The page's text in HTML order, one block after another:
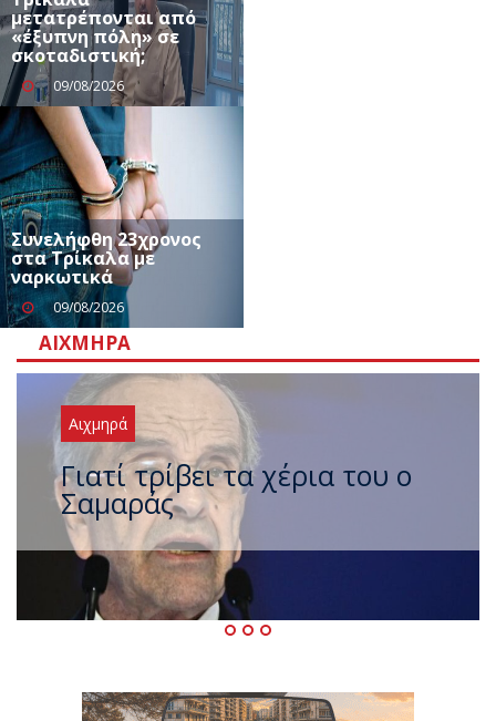
μετατρέπονται από
«έξυπνη πόλη» σε
σκοταδιστική;
09/08/2026
Συνελήφθη 23χρονος
στα Τρίκαλα με
ναρκωτικά
09/08/2026
ΑΙΧΜΗΡΆ
Αιχμηρά
Ξαναχτύπησαν